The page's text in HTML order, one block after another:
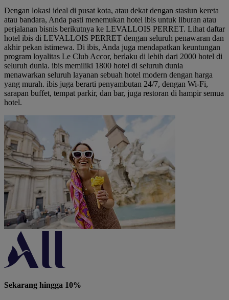
Dengan lokasi ideal di pusat kota, atau dekat dengan stasiun kereta
atau bandara, Anda pasti menemukan hotel ibis untuk liburan atau
perjalanan bisnis berikutnya ke LEVALLOIS PERRET. Lihat daftar
hotel ibis di LEVALLOIS PERRET dengan seluruh penawaran dan
akhir pekan istimewa. Di ibis, Anda juga mendapatkan keuntungan
program loyalitas Le Club Accor, berlaku di lebih dari 2000 hotel di
seluruh dunia. ibis memiliki 1800 hotel di seluruh dunia
menawarkan seluruh layanan sebuah hotel modern dengan harga
yang murah. ibis juga berarti penyambutan 24/7, dengan Wi-Fi,
sarapan buffet, tempat parkir, dan bar, juga restoran di hampir semua
hotel.
Sekarang hingga 10%